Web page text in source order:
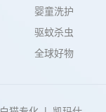
婴童洗护
驱蚊杀虫
全球好物